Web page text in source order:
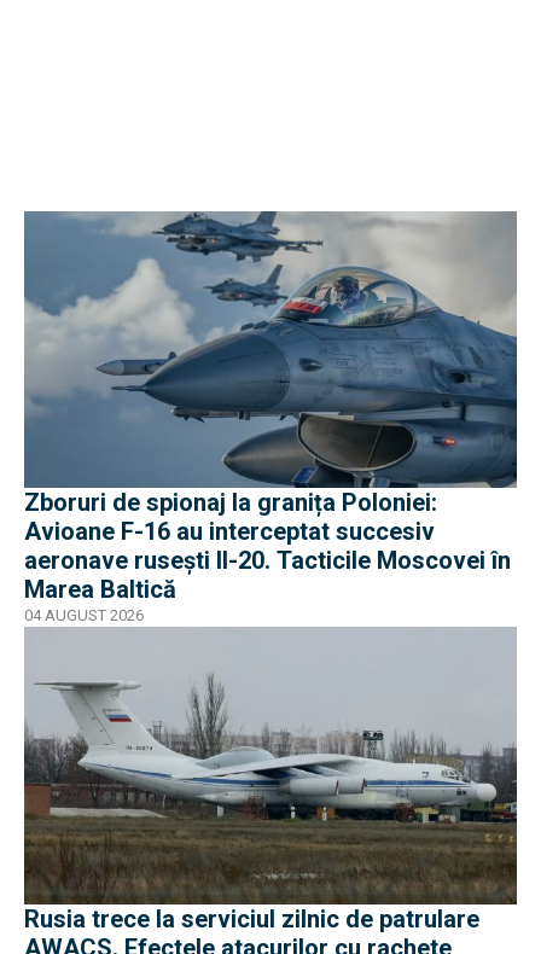
Zboruri de spionaj la granița Poloniei:
Avioane F-16 au interceptat succesiv
aeronave rusești Il-20. Tacticile Moscovei în
Marea Baltică
04 AUGUST 2026
Rusia trece la serviciul zilnic de patrulare
AWACS. Efectele atacurilor cu rachete